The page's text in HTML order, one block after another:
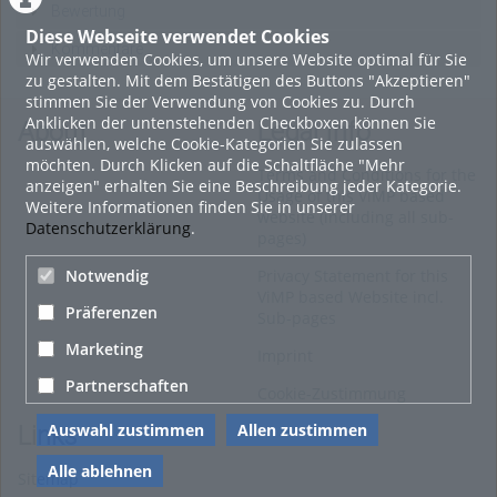
Diese Webseite verwendet Cookies
Wir verwenden Cookies, um unsere Website optimal für Sie
zu gestalten. Mit dem Bestätigen des Buttons "Akzeptieren"
stimmen Sie der Verwendung von Cookies zu. Durch
Anklicken der untenstehenden Checkboxen können Sie
auswählen, welche Cookie-Kategorien Sie zulassen
möchten. Durch Klicken auf die Schaltfläche "Mehr
anzeigen" erhalten Sie eine Beschreibung jeder Kategorie.
Weitere Informationen finden Sie in unserer
Datenschutzerklärung.
Notwendig
Präferenzen
Marketing
Partnerschaften
Auswahl zustimmen
Allen zustimmen
Alle ablehnen
Kommentare
About Legal Info
Terms and Conditions for the
Usage of this ViMP based
website (including all sub-
Links
Sitemap